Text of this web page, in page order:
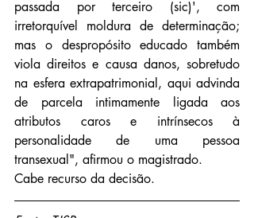
passada por terceiro (sic)', com
irretorquível moldura de determinação;
mas o despropósito educado também
viola direitos e causa danos, sobretudo
na esfera extrapatrimonial, aqui advinda
de parcela intimamente ligada aos
atributos caros e intrínsecos à
personalidade de uma pessoa
transexual", afirmou o magistrado.
Cabe recurso da decisão.